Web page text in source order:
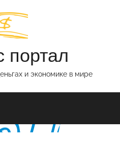
портал
и экономике в мире